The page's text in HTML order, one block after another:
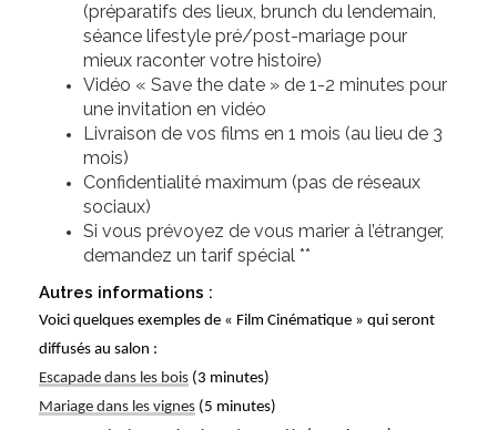
(préparatifs des lieux, brunch du lendemain,
séance lifestyle pré/post-mariage pour
mieux raconter votre histoire)
Vidéo « Save the date » de 1-2 minutes pour
une invitation en vidéo
Livraison de vos films en 1 mois (au lieu de 3
mois)
Confidentialité maximum (pas de réseaux
sociaux)
Si vous prévoyez de vous marier à l’étranger,
demandez un tarif spécial **
Autres informations :
Voici quelques exemples de « Film Cinématique » qui seront
diffusés au salon :
Escapade dans les bois (3 minutes)
Mariage dans les vignes (5 minutes)